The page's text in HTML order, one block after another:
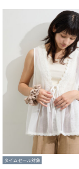
タイムセール対象